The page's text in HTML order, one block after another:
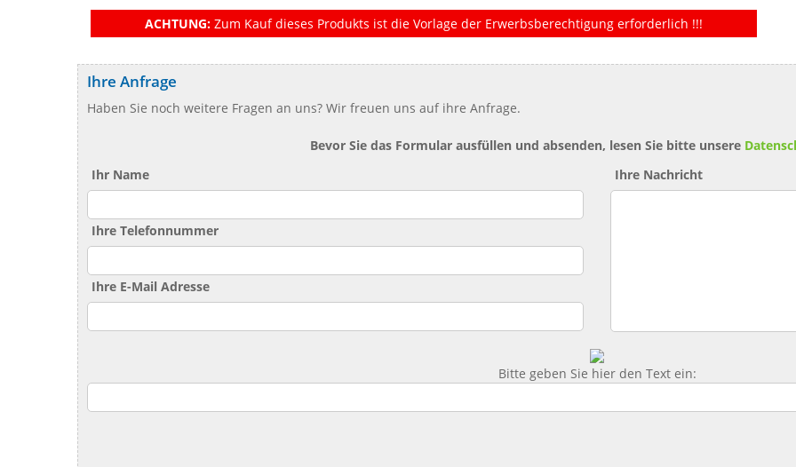
ACHTUNG: Zum Kauf dieses Produkts ist die Vorlage der Erwerbsberechtigung erforderlich !!!
Ihre Anfrage
Haben Sie noch weitere Fragen an uns? Wir freuen uns auf ihre Anfrage.
Bevor Sie das Formular ausfüllen und absenden, lesen Sie bitte unsere
Ihr Name
Ihre Telefonnummer
Ihre E-Mail Adresse
Ihre Nachricht
Bitte geben Sie hier den Text ein: